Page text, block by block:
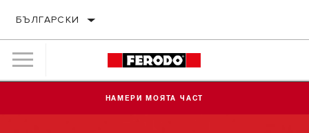
БЪЛГАРСКИ
НАМЕРИ МОЯТА ЧАСТ